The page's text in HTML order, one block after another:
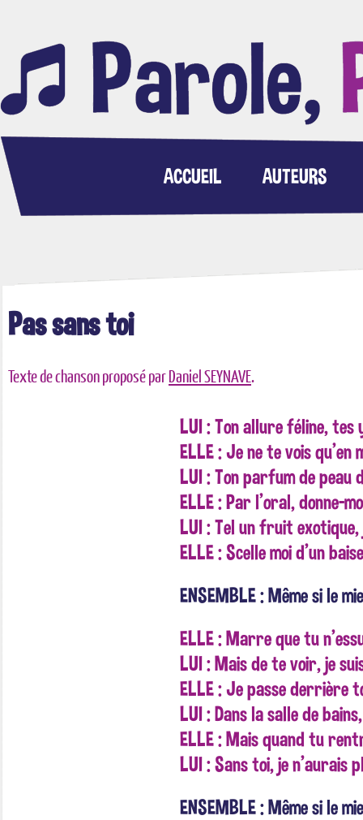
ACCUEIL AUTEURS
Pas sans toi
Texte de chanson proposé par Daniel SEYNAVE.
LUI : Ton allure féline, tes
ELLE : Je ne te vois qu'en
LUI : Ton parfum de peau
ELLE : Par l'oral, donne-
LUI : Tel un fruit
ELLE : Scelle moi d'un
ENSEMBLE : Même si le
ELLE : Marre que tu
LUI : Mais de te voir, je
ELLE : Je passe derrière
LUI : Dans la salle de
ELLE : Mais quand tu
LUI : Sans toi, je n'aurais
ENSEMBLE : Même si le